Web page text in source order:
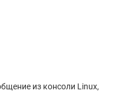
из консоли Linux,